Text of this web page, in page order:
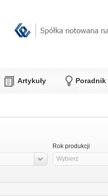
Artykuły Poradnik
Rok produkcji
Wybierz